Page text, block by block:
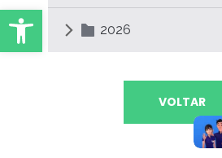
Abrir Ferramentas
2026
VOLTAR